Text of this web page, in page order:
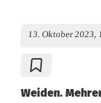
13. Oktober 2023,
Weiden.